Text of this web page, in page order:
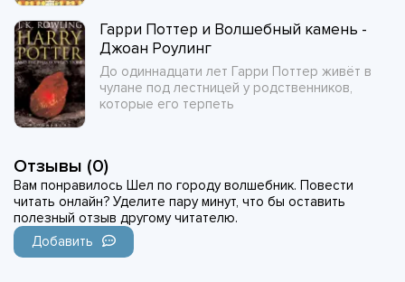
Гарри Поттер и Волшебный камень -
Джоан Роулинг
До одиннадцати лет Гарри Поттер живёт в
чулане под лестницей у родственников,
которые его терпеть
Отзывы (0)
Вам понравилось Шел по городу волшебник. Повести
читать онлайн? Уделите пару минут, что бы оставить
полезный отзыв другому читателю.
Добавить